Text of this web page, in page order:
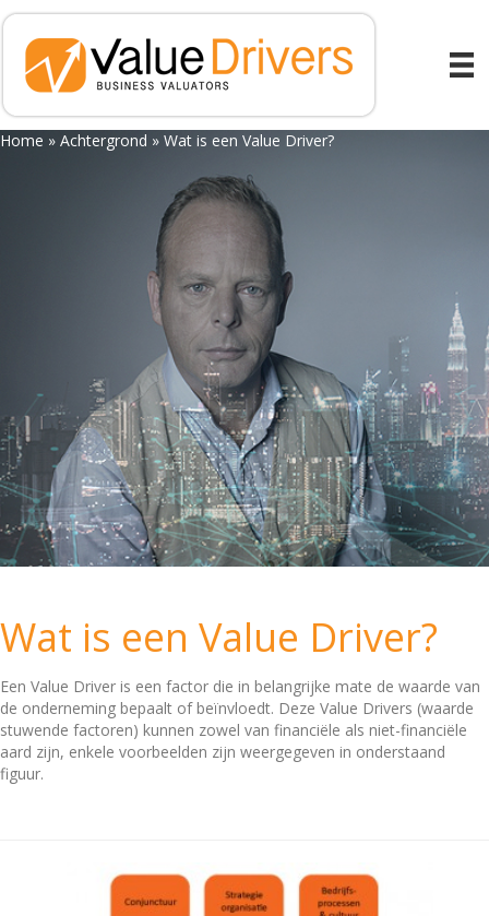
Home » Achtergrond » Wat is een Value Driver?
Wat is een Value Driver?
Een Value Driver is een factor die in belangrijke mate de waarde van
de onderneming bepaalt of beïnvloedt. Deze Value Drivers (waarde
stuwende factoren) kunnen zowel van financiële als niet-financiële
aard zijn, enkele voorbeelden zijn weergegeven in onderstaand
figuur.